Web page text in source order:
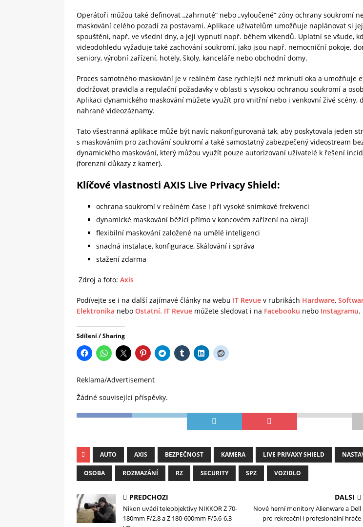
Operátoři můžou také definovat „zahrnuté“ nebo „vyloučené“ zóny ochrany soukromí
maskování celého pozadí za postavami. Aplikace uživatelům umožňuje naplánovat si
spouštění, např. ve všední dny, a její vypnutí např. během víkendů. Uplatní se všude,
videodohledu vyžaduje také zachování soukromí, jako jsou např. nemocniční pokoje,
seniory, výrobní zařízení, hotely, školy, kanceláře nebo obchodní domy.
Proces samotného maskování je v reálném čase rychlejší než mrknutí oka a umožňuje
dodržovat pravidla a regulační požadavky v oblasti s vysokou ochranou soukromí a
Aplikaci dynamického maskování můžete využít pro vnitřní nebo i venkovní živé scény,
nahrané videozáznamy.
Tato všestranná aplikace může být navíc nakonfigurovaná tak, aby poskytovala jeden
s maskováním pro zachování soukromí a také samostatný zabezpečený videostream
dynamického maskování, který můžou využít pouze autorizovaní uživatelé k řešení
(forenzní důkazy z kamer).
Klíčové vlastnosti AXIS Live Privacy Shield:
ochrana soukromí v reálném čase i při vysoké snímkové frekvenci
dynamické maskování běžící přímo v koncovém zařízení na okraji
flexibilní maskování založené na umělé inteligenci
snadná instalace, konfigurace, škálování i správa
stažení zdarma
Zdroj a foto: Axis
Podívejte se i na další zajímavé články na webu IT Revue v rubrikách Hardware,
Elektronika nebo Ostatní. IT Revue můžete sledovat i na Facebooku nebo Instagramu.
Sdílení / Sharing
Reklama/Advertisement
Žádné související příspěvky.
AUTO AXIS BEZPEČNOST KAMERA LIVE PRIVAXY SHIELD
OSOBA ROZMAZÁNÍ RZ SECURITY SPZ VOZIDLO
PŘEDCHOZÍ
Nikon uvádí teleobjektivy NIKKOR Z 70-
180mm F/2.8 a Z 180-600mm F/5.6-6.3
DALŠÍ
Nové herní monitory Alienware a Dell
pro rekreační i profesionální hráče